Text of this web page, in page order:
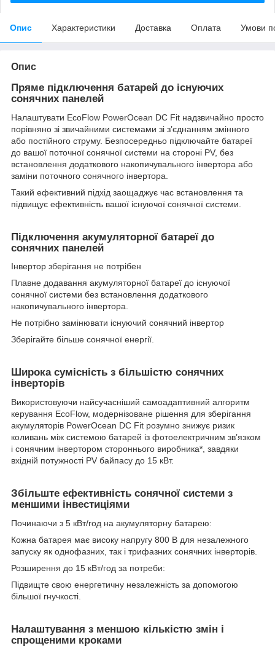
Опис Характеристики Доставка Оплата Умови
Опис
Пряме підключення батарей до існуючих
сонячних панелей
Налаштувати EcoFlow PowerOcean DC Fit надзвичайно просто
порівняно зі звичайними системами зі з’єднанням змінного
або постійного струму. Безпосередньо підключайте батареї
до вашої поточної сонячної системи на стороні PV, без
встановлення додаткового накопичувального інвертора або
заміни поточного сонячного інвертора.
Такий ефективний підхід заощаджує час встановлення та
підвищує ефективність вашої існуючої сонячної системи.
Підключення акумуляторної батареї до
сонячних панелей
Інвертор зберігання не потрібен
Плавне додавання акумуляторної батареї до існуючої
сонячної системи без встановлення додаткового
накопичувального інвертора.
Не потрібно замінювати існуючий сонячний інвертор
Зберігайте більше сонячної енергії.
Широка сумісність з більшістю сонячних
інверторів
Використовуючи найсучасніший самоадаптивний алгоритм
керування EcoFlow, модернізоване рішення для зберігання
акумуляторів PowerOcean DC Fit розумно знижує ризик
коливань між системою батарей із фотоелектричним зв’язком
і сонячним інвертором стороннього виробника*, завдяки
вхідній потужності PV байпасу до 15 кВт.
Збільште ефективність сонячної системи з
меншими інвестиціями
Починаючи з 5 кВт/год на акумуляторну батарею:
Кожна батарея має високу напругу 800 В для незалежного
запуску як однофазних, так і трифазних сонячних інверторів.
Розширення до 15 кВт/год за потреби:
Підвищте свою енергетичну незалежність за допомогою
більшої гнучкості.
Налаштування з меншою кількістю змін і
спрощеними кроками